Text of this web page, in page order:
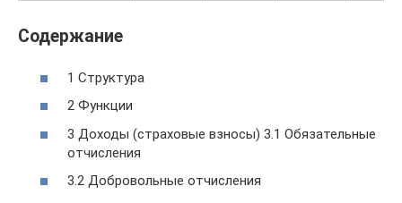
Содержание
1 Структура
2 Функции
3 Доходы (страховые взносы) 3.1 Обязательные
отчисления
3.2 Добровольные отчисления